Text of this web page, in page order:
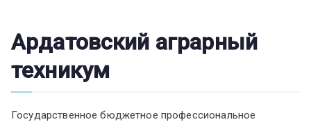
Ардатовский аграрный
техникум
Государственное бюджетное профессиональное